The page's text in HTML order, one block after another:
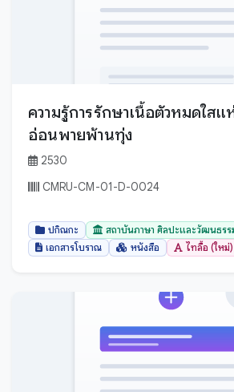
ความรู้การรักษาเนื้อตัวหมดใส
อ่อนพายพ้านทุ่ง
2530
CMRU-CM-01-D-0024
ปกิณกะ
สถาบันภาษา ศิลปะและวัฒนธรร
เอกสารโบราณ
หนังสือ ไทลื้อ (ใหม่)